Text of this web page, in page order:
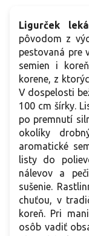
Ligurček
pôvodom z
pestovaná pre
semien i
korene, z
V dospelosti
100 cm šírky.
po premnutí
okolíky
aromatické
listy do
nálevov a
sušenie.
chuťou, v
koreň. Pri
osôb vadiť